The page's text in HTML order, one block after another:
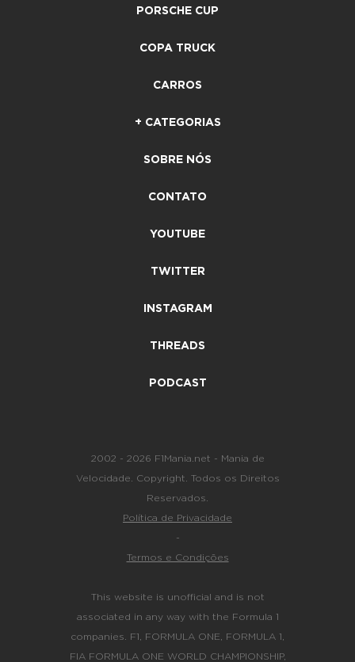
PORSCHE CUP
COPA TRUCK
CARROS
+ CATEGORIAS
SOBRE NÓS
CONTATO
YOUTUBE
TWITTER
INSTAGRAM
THREADS
PODCAST
2002 - 2026 F1Mania.net - Mania de
Velocidade. Copyright. Todos os Direitos
Reservados.
Política de Privacidade
-
Termos e Condições
This website is unofficial and is not
associated in any way with the Formula 1
companies. F1, FORMULA ONE, FORMULA 1,
FIA FORMULA ONE WORLD CHAMPIONSHIP,